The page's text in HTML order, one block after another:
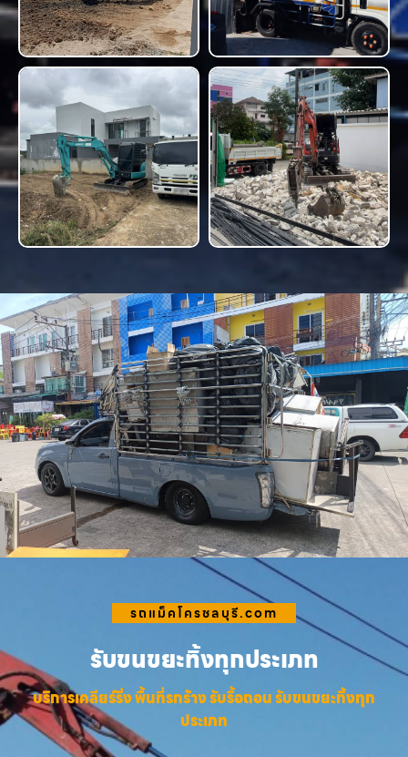
รถแม็คโครชลบุรี.com
รับขนขยะทิ้งทุกประเภท
บริการเคลียร์ริ่ง พื้นที่รกร้าง รับรื้อถอน รับขนขยะทิ้งทุก
ประเภท